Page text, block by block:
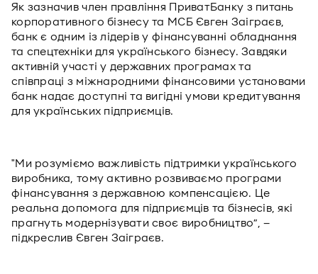
Як зазначив член правління ПриватБанку з питань
корпоративного бізнесу та МСБ Євген Заіграєв,
банк є одним із лідерів у фінансуванні обладнання
та спецтехніки для українського бізнесу. Завдяки
активній участі у державних програмах та
співпраці з міжнародними фінансовими установами
банк надає доступні та вигідні умови кредитування
для українських підприємців.
"Ми розуміємо важливість підтримки українського
виробника, тому активно розвиваємо програми
фінансування з державною компенсацією. Це
реальна допомога для підприємців та бізнесів, які
прагнуть модернізувати своє виробництво”, –
підкреслив Євген Заіграєв.